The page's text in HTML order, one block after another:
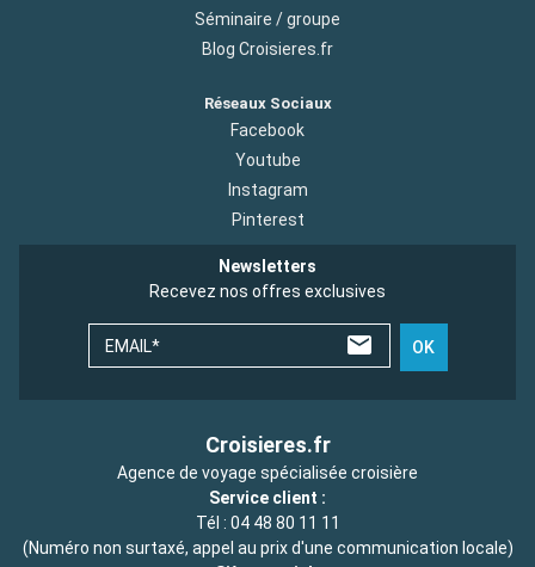
Séminaire / groupe
Blog Croisieres.fr
Réseaux Sociaux
Facebook
Youtube
Instagram
Pinterest
Newsletters
Recevez nos offres exclusives
EMAIL* OK
Croisieres.fr
Agence de voyage spécialisée croisière
Service client :
Tél : 04 48 80 11 11
(Numéro non surtaxé, appel au prix d'une communication locale)